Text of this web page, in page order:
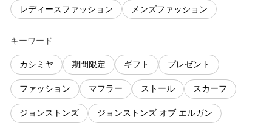
レディースファッション メンズファッション
キーワード
カシミヤ 期間限定 ギフト プレゼント
ファッション マフラー ストール スカーフ
ジョンストンズ ジョンストンズ オブ エルガン